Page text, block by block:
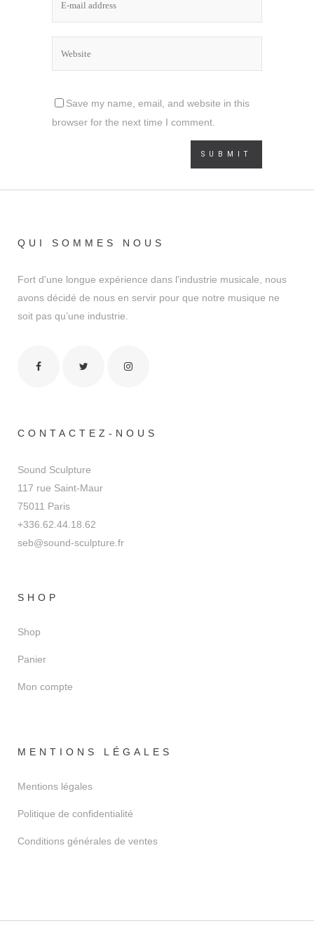
Save my name, email, and website in this
browser for the next time I comment.
QUI SOMMES NOUS
Fort d'une longue expérience dans l'industrie musicale, nous
avons décidé de nous en servir pour que notre musique ne
soit pas qu’une industrie.
CONTACTEZ-NOUS
Sound Sculpture
117 rue Saint-Maur
75011 Paris
+336.62.44.18.62
seb@sound-sculpture.fr
SHOP
Shop
Panier
Mon compte
MENTIONS LÉGALES
Mentions légales
Politique de confidentialité
Conditions générales de ventes